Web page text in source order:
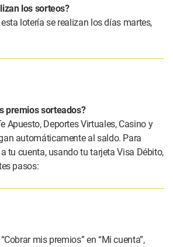
los sorteos?
lotería se realizan los días martes,
premios sorteados?
Apuesto, Deportes Virtuales, Casino y
automáticamente al saldo. Para
tu cuenta, usando tu tarjeta Visa Débito,
pasos:
mis premios” en “Mi cuenta”,